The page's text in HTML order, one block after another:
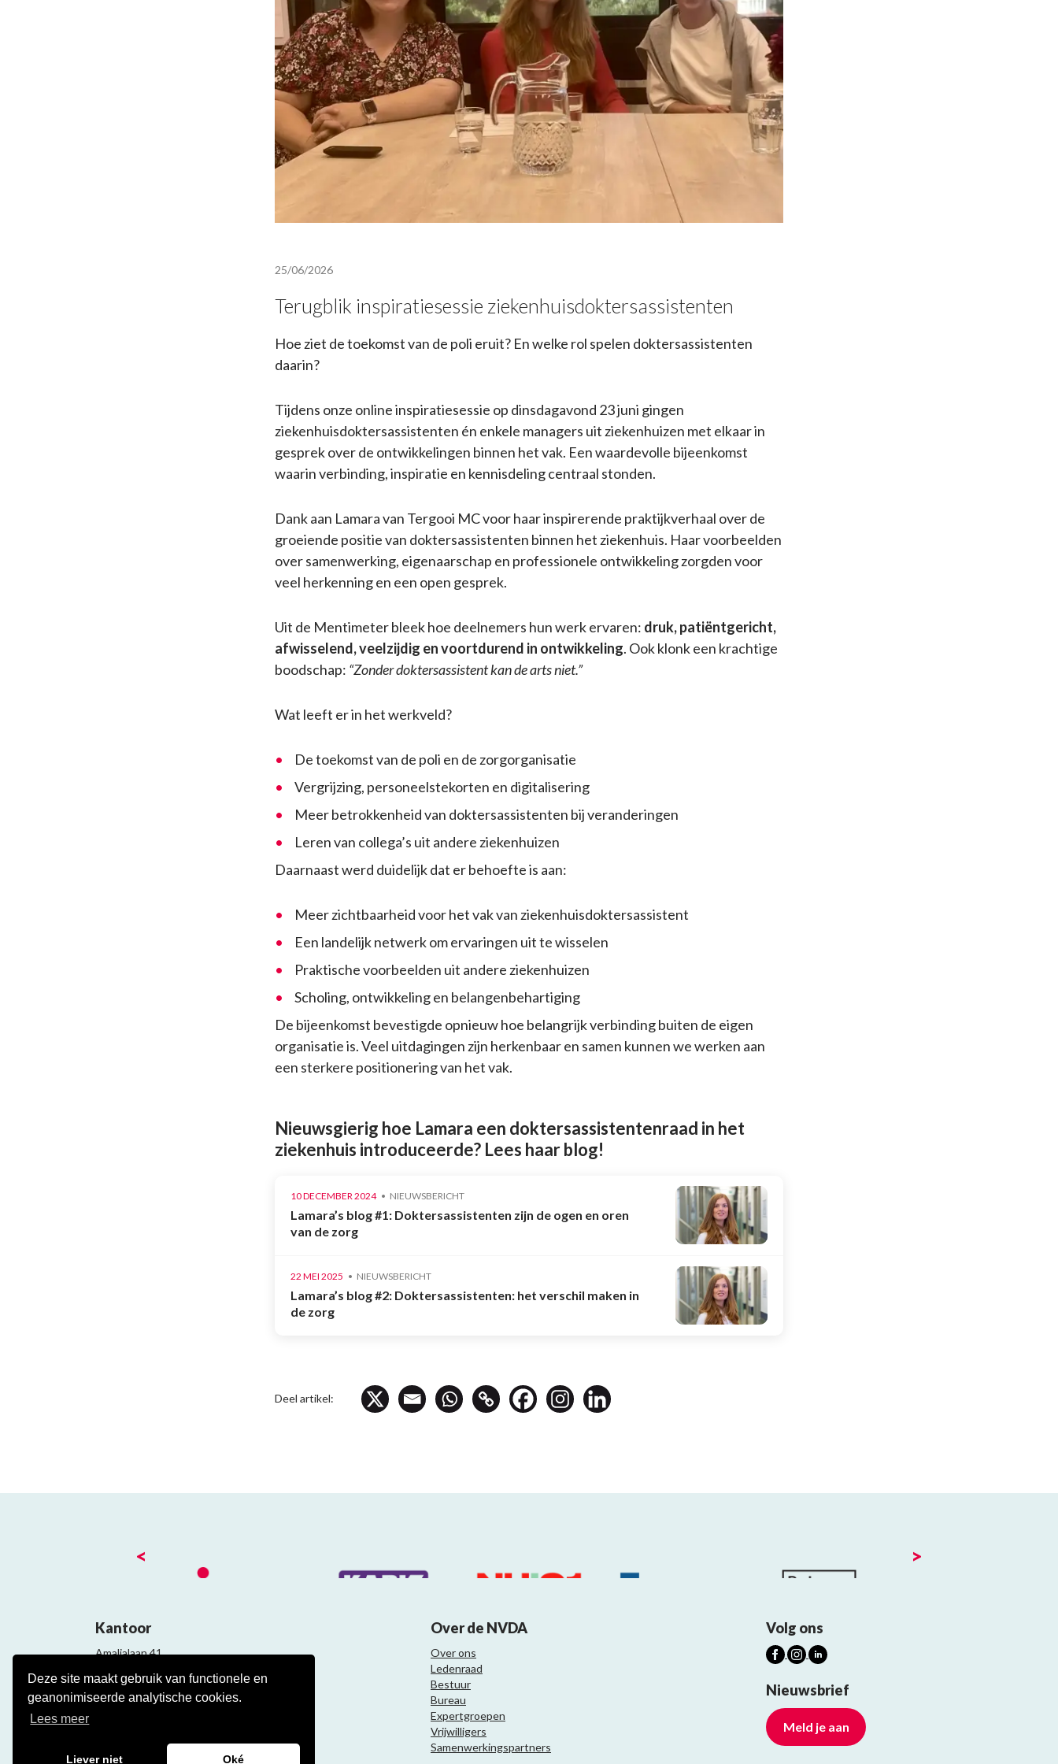
Deze site maakt gebruik van functionele en
geanonimiseerde analytische cookies.
Lees meer
Liever niet Oké
25/06/2026
Terugblik inspiratiesessie ziekenhuisdoktersassistenten
Hoe ziet de toekomst van de poli eruit? En welke rol spelen doktersassistenten
daarin?
Tijdens onze online inspiratiesessie op dinsdagavond 23 juni gingen
ziekenhuisdoktersassistenten én enkele managers uit ziekenhuizen met elkaar in
gesprek over de ontwikkelingen binnen het vak. Een waardevolle bijeenkomst
waarin verbinding, inspiratie en kennisdeling centraal stonden.
Dank aan Lamara van Tergooi MC voor haar inspirerende praktijkverhaal over de
groeiende positie van doktersassistenten binnen het ziekenhuis. Haar voorbeelden
over samenwerking, eigenaarschap en professionele ontwikkeling zorgden voor
veel herkenning en een open gesprek.
Uit de Mentimeter bleek hoe deelnemers hun werk ervaren: druk, patiëntgericht,
afwisselend, veelzijdig en voortdurend in ontwikkeling. Ook klonk een krachtige
boodschap: “Zonder doktersassistent kan de arts niet.”
Wat leeft er in het werkveld?
De toekomst van de poli en de zorgorganisatie
Vergrijzing, personeelstekorten en digitalisering
Meer betrokkenheid van doktersassistenten bij veranderingen
Leren van collega’s uit andere ziekenhuizen
Daarnaast werd duidelijk dat er behoefte is aan:
Meer zichtbaarheid voor het vak van ziekenhuisdoktersassistent
Een landelijk netwerk om ervaringen uit te wisselen
Praktische voorbeelden uit andere ziekenhuizen
Scholing, ontwikkeling en belangenbehartiging
De bijeenkomst bevestigde opnieuw hoe belangrijk verbinding buiten de eigen
organisatie is. Veel uitdagingen zijn herkenbaar en samen kunnen we werken aan
een sterkere positionering van het vak.
Nieuwsgierig hoe Lamara een doktersassistentenraad in het
ziekenhuis introduceerde? Lees haar blog!
10 DECEMBER 2024 NIEUWSBERICHT
Lamara’s blog #1: Doktersassistenten zijn de ogen en oren
van de zorg
22 MEI 2025 NIEUWSBERICHT
Lamara’s blog #2: Doktersassistenten: het verschil maken in
de zorg
Deel artikel:
< >
Kantoor
Amalialaan 41
Contact
Veelgestelde cao vragen
Over de NVDA
Over ons
Ledenraad
Bestuur
Bureau
Expertgroepen
Vrijwilligers
Samenwerkingspartners
Volg ons
Nieuwsbrief
Meld je aan